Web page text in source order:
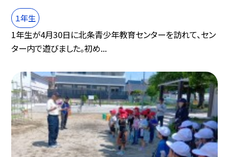
１年生
1年生が4月30日に北条青少年教育センターを訪れて、セン
ター内で遊びました。初め...